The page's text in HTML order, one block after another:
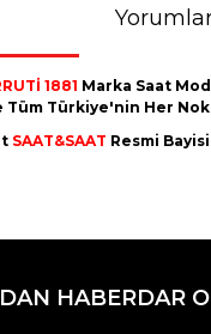
1881 Marka Saat
Türkiye'nin Her
SAAT&SAAT Resmi
ederiz.
veya görüntülenemiyor.
HABERDAR